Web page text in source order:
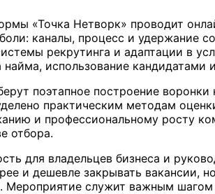
«Точка Нетворк» проводит
каналы, процесс и удержание
рекрутинга и адаптации в
использование кандидатами
поэтапное построение
практическим методам
и профессиональному росту
отбора.
для владельцев бизнеса и
и дешевле закрывать
Мероприятие служит важным